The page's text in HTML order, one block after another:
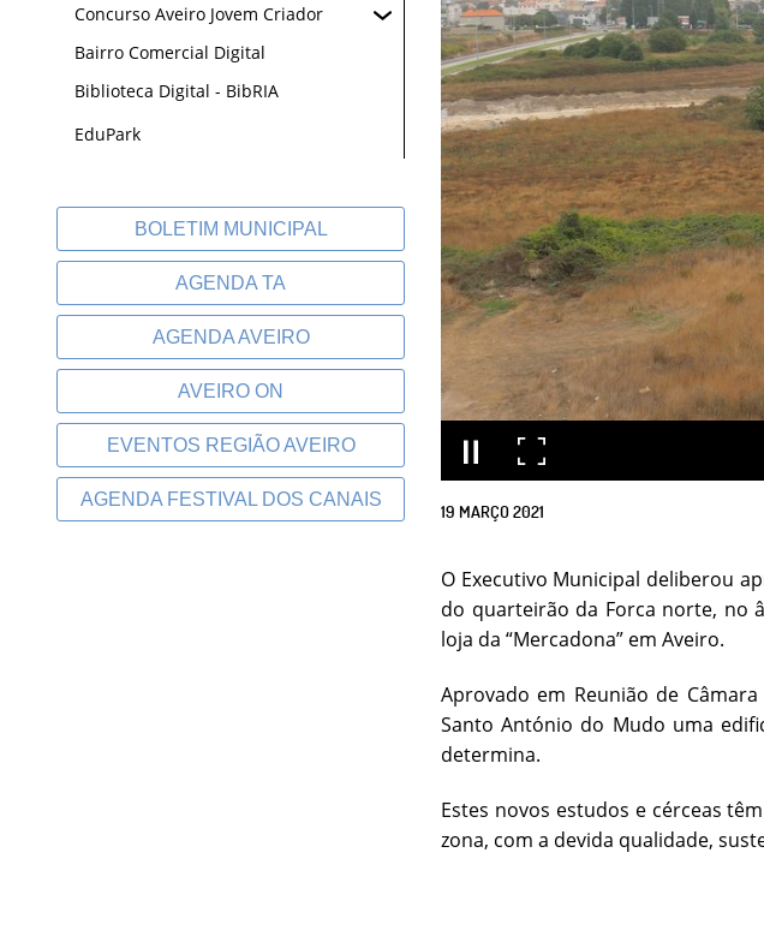
Concurso Aveiro Jovem Criador
Bairro Comercial Digital
Biblioteca Digital - BibRIA
EduPark
BOLETIM MUNICIPAL
AGENDA TA
AGENDA AVEIRO
AVEIRO ON
EVENTOS REGIÃO AVEIRO
AGENDA FESTIVAL DOS CANAIS
19 MARÇO2021
O Executivo Municipal deliberou
do quarteirão da Forca norte, no
loja da “Mercadona” em Aveiro.
Aprovado em Reunião de
Santo António do Mudo uma
determina.
Estes novos estudos e cérceas
zona, com a devida qualidade,